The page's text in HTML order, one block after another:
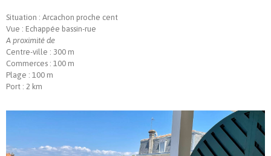
Situation : Arcachon proche cent
Vue : Echappée bassin-rue
A proximité de
Centre-ville : 300 m
Commerces : 100 m
Plage : 100 m
Port : 2 km